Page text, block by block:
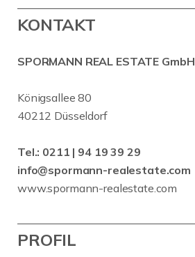
KONTAKT
SPORMANN REAL ESTATE GmbH
Königsallee 80
40212 Düsseldorf
Tel.: 0211 | 94 19 39 29
info@spormann-realestate.com
www.spormann-realestate.com
PROFIL